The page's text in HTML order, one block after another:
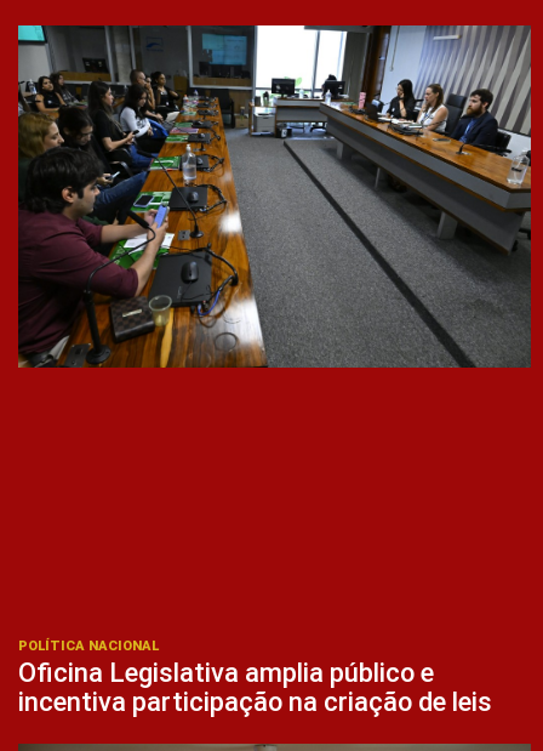
POLÍTICA NACIONAL
Oficina Legislativa amplia público e
incentiva participação na criação de leis